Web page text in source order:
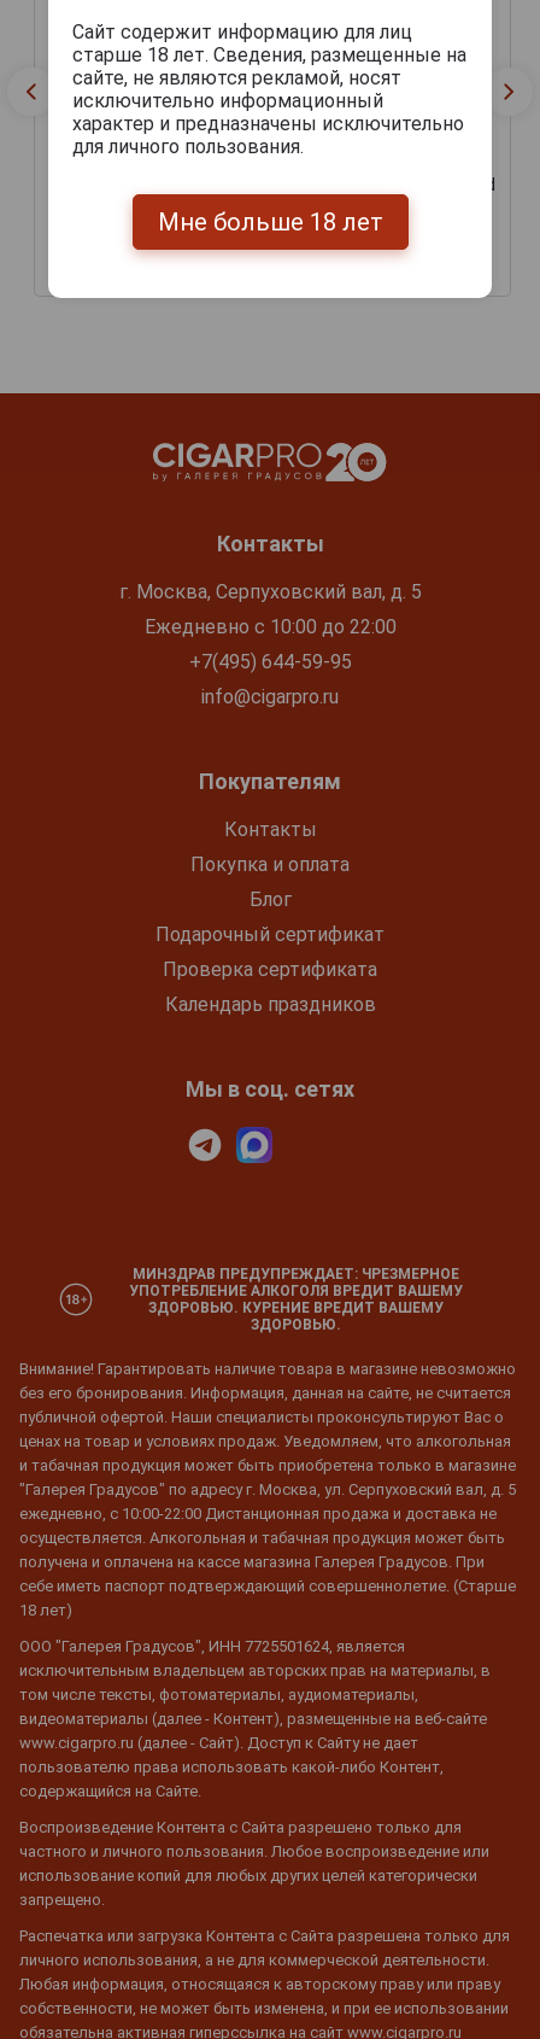
Ca del Brado Sei
Montagne Sour Ale Пиво
Сей Монтань 0.375л
Ca del Brado Oude Luiaard
Farmhouse Ale & Lambic
Blend Пиво Оуд Лайярд
0.375л
Контакты
г. Москва, Серпуховский вал, д. 5
Ежедневно с 10:00 до 22:00
+7(495) 644-59-95
info@cigarpro.ru
Покупателям
Контакты
Покупка и оплата
Блог
Подарочный сертификат
Проверка сертификата
Календарь праздников
Мы в соц. сетях
МИНЗДРАВ ПРЕДУПРЕЖДАЕТ: ЧРЕЗМЕРНОЕ
УПОТРЕБЛЕНИЕ АЛКОГОЛЯ ВРЕДИТ ВАШЕМУ
ЗДОРОВЬЮ. КУРЕНИЕ ВРЕДИТ ВАШЕМУ
ЗДОРОВЬЮ.
Внимание! Гарантировать наличие товара в магазине невозможно
без его бронирования. Информация, данная на сайте, не считается
публичной офертой. Наши специалисты проконсультируют Вас о
ценах на товар и условиях продаж. Уведомляем, что алкогольная
и табачная продукция может быть приобретена только в магазине
"Галерея Градусов" по адресу г. Москва, ул. Серпуховский вал, д. 5
ежедневно, с 10:00-22:00 Дистанционная продажа и доставка не
осуществляется. Алкогольная и табачная продукция может быть
получена и оплачена на кассе магазина Галерея Градусов. При
себе иметь паспорт подтверждающий совершеннолетие. (Старше
18 лет)
ООО "Галерея Градусов", ИНН 7725501624, является
исключительным владельцем авторских прав на материалы, в
том числе тексты, фотоматериалы, аудиоматериалы,
видеоматериалы (далее - Контент), размещенные на веб-сайте
www.cigarpro.ru (далее - Сайт). Доступ к Сайту не дает
пользователю права использовать какой-либо Контент,
содержащийся на Сайте.
Воспроизведение Контента с Сайта разрешено только для
частного и личного пользования. Любое воспроизведение или
использование копий для любых других целей категорически
запрещено.
Распечатка или загрузка Контента с Сайта разрешена только для
личного использования, а не для коммерческой деятельности.
Любая информация, относящаяся к авторскому праву или праву
собственности, не может быть изменена, и при ее использовании
обязательна активная гиперссылка на сайт www.cigarpro.ru
Сайт содержит информацию для лиц
старше 18 лет. Сведения, размещенные на
сайте, не являются рекламой, носят
исключительно информационный
характер и предназначены исключительно
для личного пользования.
Мне больше 18 лет